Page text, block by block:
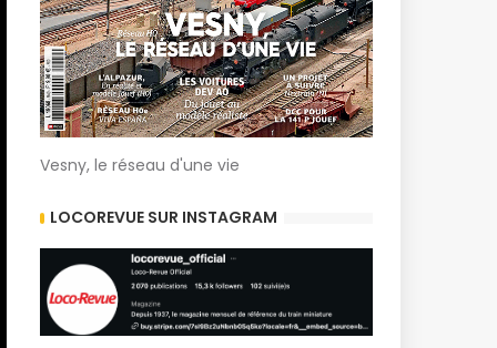
Vesny, le réseau d'une vie
LOCOREVUE SUR INSTAGRAM